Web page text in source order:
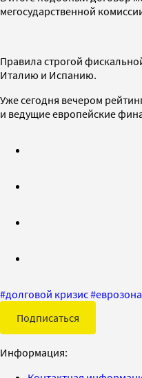
мегосударственной
Правила строгой
Италию и Испанию.
Уже сегодня вечером
и ведущие европейские
#долговой кризис#еврозона
Подписаться
Информация: